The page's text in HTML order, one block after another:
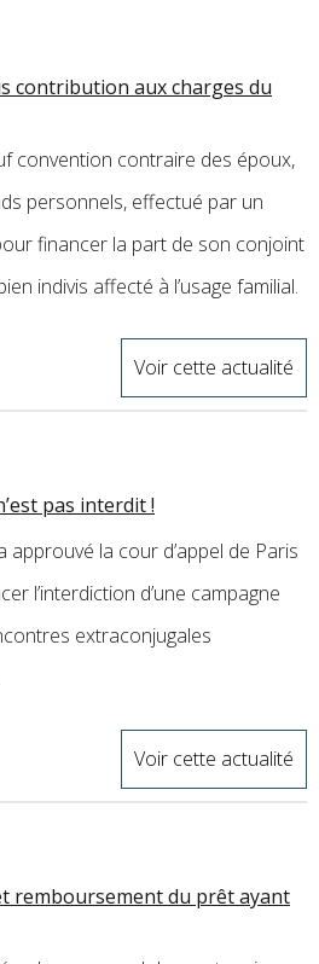
contribution aux charges du
personnels, effectué par un
financer la part de son conjoint
indivis affecté à l’usage familial.
Voir cette actualité
pas interdit !
l’interdiction d’une campagne
extraconjugales
Voir cette actualité
remboursement du prêt ayant